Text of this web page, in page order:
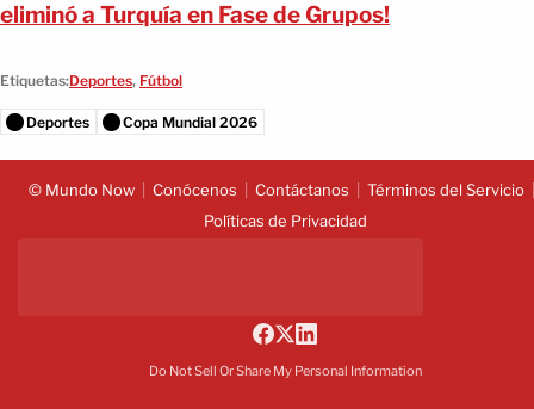
eliminó a Turquía en Fase de Grupos!
Etiquetas:Deportes, Fútbol
Deportes Copa Mundial 2026
© Mundo Now Conócenos Contáctanos
Términos del Servicio
Políticas de Privacidad
Do Not Sell Or Share My Personal Information